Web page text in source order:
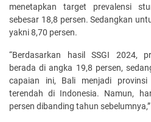
menetapkan target prevalensi
sebesar 18,8 persen. Sedangkan
yakni 8,70 persen.
“Berdasarkan hasil SSGI 2024,
berada di angka 19,8 persen,
capaian ini, Bali menjadi
terendah di Indonesia. Namun,
persen dibanding tahun